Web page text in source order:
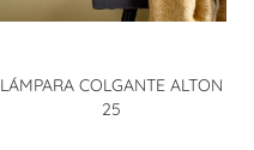
LÁMPARA COLGANTE ALTON
25